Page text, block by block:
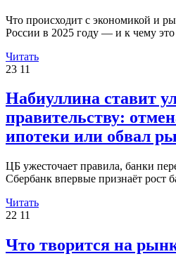
Что происходит с экономикой и
России в 2025 году — и к чему это
Читать
23 11
Набиуллина ставит
правительству:
ипотеки или обвал
ЦБ ужесточает правила, банки
Сбербанк впервые признаёт рост
Читать
22 11
Что творится на